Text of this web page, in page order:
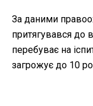
За даними
притягувався до
перебуває на
загрожує до 10